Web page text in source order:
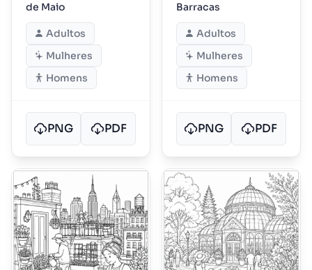
de Maio
Adultos
Mulheres
Homens
PNG PDF
Barracas
Adultos
Mulheres
Homens
PNG PDF